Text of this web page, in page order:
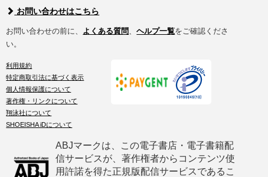
お問い合わせはこちら
お問い合わせの前に、 よくある質問 、ヘルプ一覧をご確認くださ
い。
利用規約
特定商取引法に基づく表示
個人情報保護について
著作権・リンクについて
翔泳社について
SHOEISHA iDについて
ABJマークは、この電子書店・電子書籍配
信サービスが、著作権者からコンテンツ使
用許諾を得た正規版配信サービスであるこ